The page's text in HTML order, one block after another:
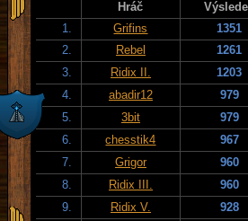
Hráč
1.
Grifins 1351
2.
Rebel 1261
3.
Ridix II. 1203
4.
abadir12 979
5.
3bit 979
6.
chesstik4 967
7.
Grigor 960
8.
Ridix III. 960
9.
Ridix V. 928